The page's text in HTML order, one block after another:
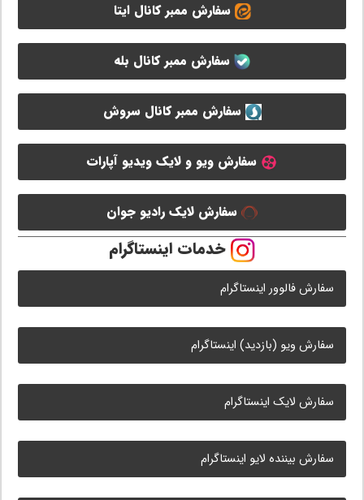
سفارش ممبر کانال ایتا
سفارش ممبر کانال بله
سفارش ممبر کانال سروش
سفارش ویو و لایک ویدیو آپارات
سفارش لایک رادیو جوان
خدمات اینستاگرام
سفارش فالوور اینستاگرام
سفارش ویو (بازدید) اینستاگرام
سفارش لایک اینستاگرام
سفارش بیننده لایو اینستاگرام